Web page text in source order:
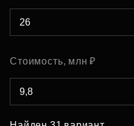
Стоимость, млн ₽